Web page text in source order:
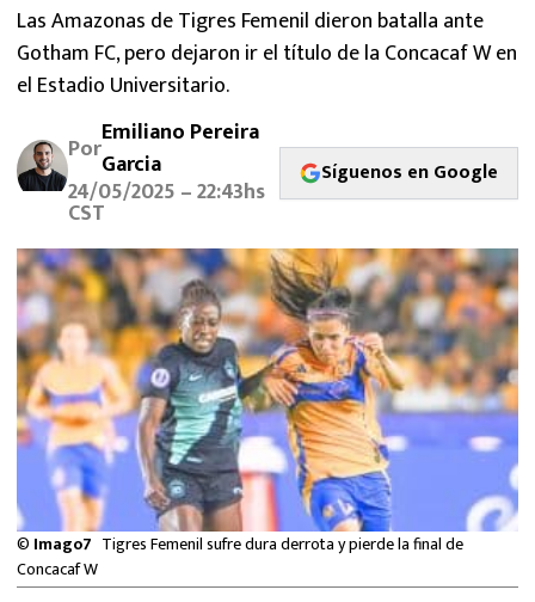
ATLANTE
SELECCIÓN MEXICANA
FUTBOL INTERNACIONAL
MEXICANOS EN EL EXTRANJERO
FUTBOL ESTUFA
FÓRMULA 1
BOXEO
LIGA MX
NFL
Las Amazonas de Tigres Femenil dieron batalla ante
Gotham FC, pero dejaron ir el título de la Concacaf W en
el Estadio Universitario.
PorEmiliano Pereira
Garcia
24/05/2025 – 22:43hs
CST
Síguenos en Google
© Imago7 Tigres Femenil sufre dura derrota y pierde la final de
Concacaf W